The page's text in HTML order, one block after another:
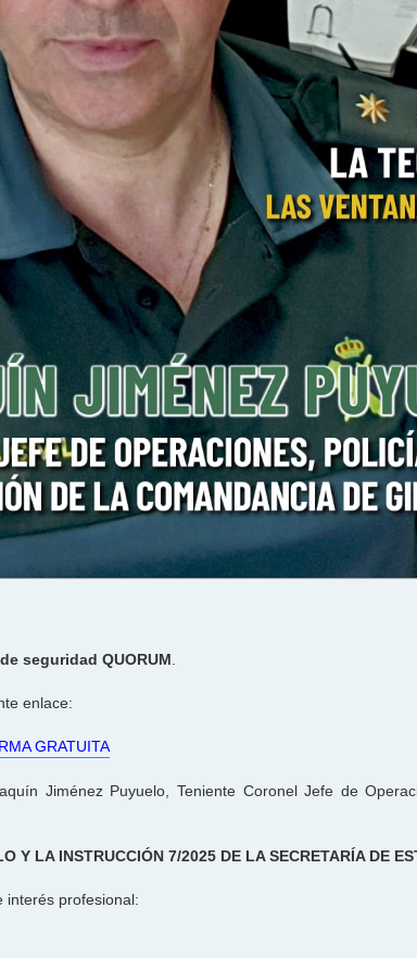
seguridad QUORUM
enlace:
GRATUITA
Jiménez Puyuelo, Teniente Coronel Jefe de
Y LA INSTRUCCIÓN 7/2025 DE LA SECRETARÍA DE
interés profesional: